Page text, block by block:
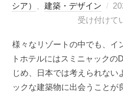
シア）
建築・デザイン
投
稿
受け付けて
様々なリゾートの中でも、イ
トホテルにはスミニャックの
じめ、日本では考えられない
ックな建築物に出会うことが